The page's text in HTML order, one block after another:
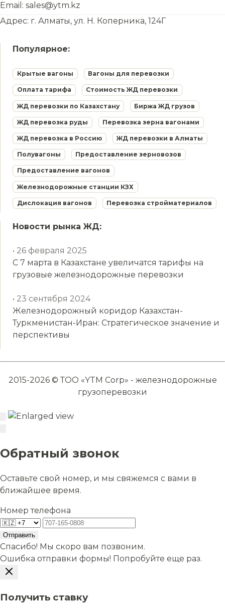
Email: sales@ytm.kz
Адрес: г. Алматы, ул. Н. Коперника, 124Г
Популярное:
Крытые вагоны Вагоны для перевозки
Оплата тарифа Стоимость ЖД перевозки
ЖД перевозки по Казахстану Биржа ЖД грузов
ЖД перевозка руды Перевозка зерна вагонами
ЖД перевозка в Россию ЖД перевозки в Алматы
Полувагоны Предоставление зерновозов
Предоставление вагонов
Железнодорожные станции КЗХ
Дислокация вагонов Перевозка стройматериалов
Новости рынка ЖД:
• 26 февраля 2025
С 7 марта в Казахстане увеличатся тарифы на
грузовые железнодорожные перевозки
• 23 сентября 2024
Железнодорожный коридор Казахстан-
Туркменистан-Иран: Стратегическое значение и
перспективы
2015-2026 © ТОО «YTM Corp» - железнодорожные
грузоперевозки
Обратный звонок
Оставьте свой номер, и мы свяжемся с вами в
ближайшее время.
Номер телефона
Отправить
Спасибо! Мы скоро вам позвоним.
Ошибка отправки формы! Попробуйте еще раз.
Получить ставку